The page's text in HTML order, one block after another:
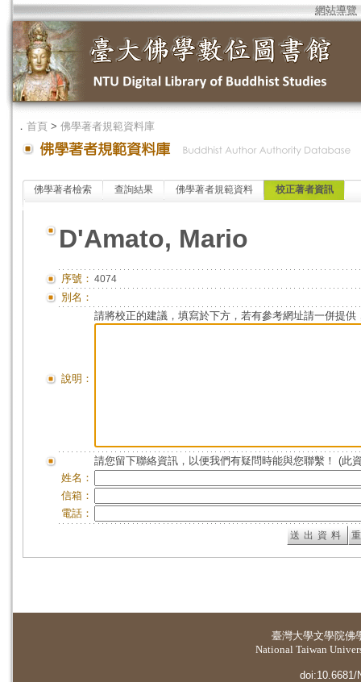
網站導覽
． 首頁 > 佛學著者規範資料庫
佛學著者檢索 查詢結果 佛學著者規範資料 校正著者資訊
D'Amato, Mario
序號： 4074
別名：
說明：
請將校正的建議，填寫於下方，若有參考網址請一併提供
請您留下聯絡資訊，以便我們有疑問時能與您聯繫！ (此
姓名：
信箱：
電話：
臺灣大學文學院佛
National Taiwan
doi:10.6681/